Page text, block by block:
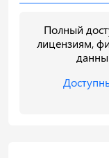
Полный
лицензиям,